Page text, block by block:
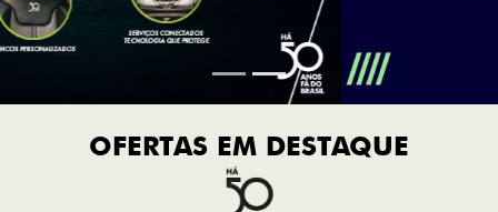
OFERTAS EM DESTAQUE